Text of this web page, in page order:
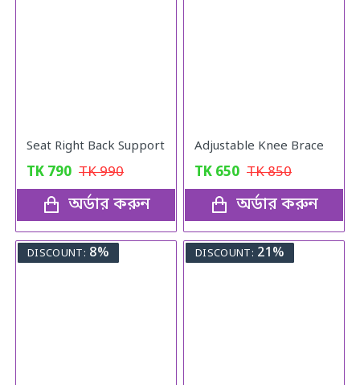
Seat Right Back Support
TK 790 TK990
অর্ডার করুন
Adjustable Knee Brace
TK 650 TK850
অর্ডার করুন
DISCOUNT: 8% DISCOUNT: 21%